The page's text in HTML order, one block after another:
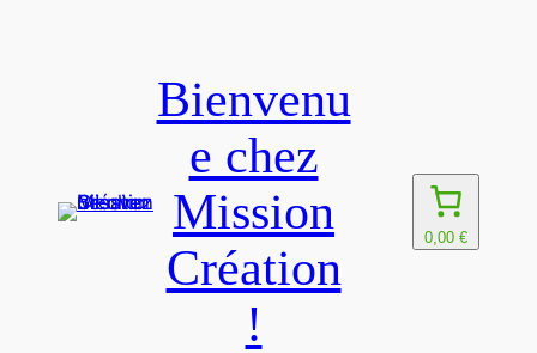
Bienvenu
e chez
Mission
Création
!
0,00 €